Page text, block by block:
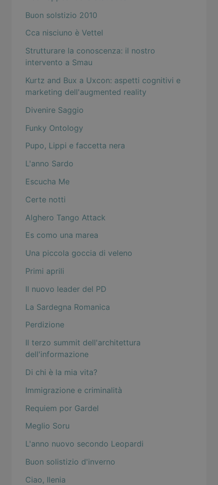
Buon solstizio 2010
Cca nisciuno è Vettel
Strutturare la conoscenza: il nostro
intervento a Smau
Kurtz and Bux a Uxcon: aspetti cognitivi e
marketing dell'augmented reality
Divenire Saggio
Funky Ontology
Pupo, Lippi e faccetta nera
L'anno Sardo
Escucha Me
Certe notti
Alghero Tango Attack
Es como una marea
Una piccola goccia di veleno
Primi aprili
Il nuovo leader del PD
La Sardegna Romanica
Perdizione
Il terzo summit dell'architettura
dell'informazione
Di chi è la mia vita?
Immigrazione e criminalità
Requiem por Gardel
Meglio Soru
L'anno nuovo secondo Leopardi
Buon solistizio d'inverno
Ciao, Ilenia